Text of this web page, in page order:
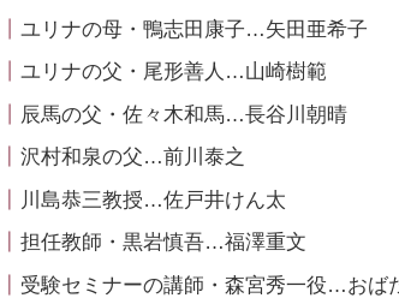
ユリナの母・鴨志田康子…矢田亜希子
ユリナの父・尾形善人…山崎樹範
辰馬の父・佐々木和馬…長谷川朝晴
沢村和泉の父…前川泰之
川島恭三教授…佐戸井けん太
担任教師・黒岩慎吾…福澤重文
受験セミナーの講師・森宮秀一役…おば